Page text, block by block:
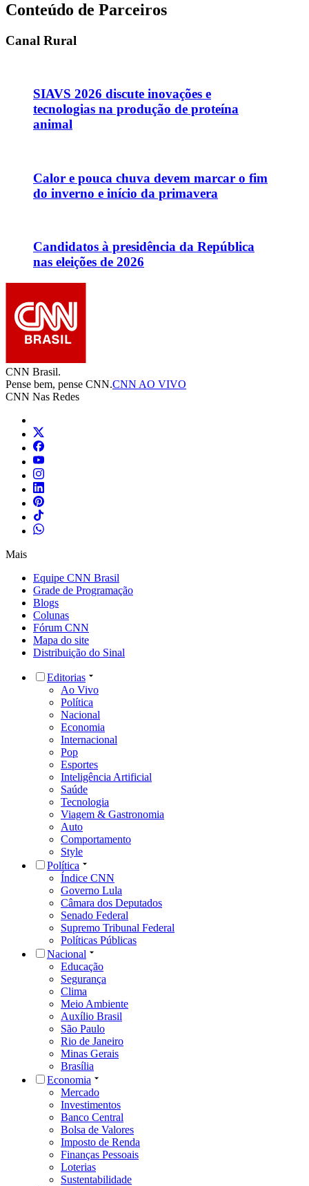
Conteúdo de Parceiros
Canal Rural
SIAVS 2026 discute inovações e
tecnologias na produção de proteína
animal
Calor e pouca chuva devem marcar o fim
do inverno e início da primavera
Candidatos à presidência da República
nas eleições de 2026
CNN Brasil.
Pense bem, pense CNN.CNN AO VIVO
CNN Nas Redes
Mais
Equipe CNN Brasil
Grade de Programação
Blogs
Colunas
Fórum CNN
Mapa do site
Distribuição do Sinal
Editorias
Ao Vivo
Política
Nacional
Economia
Internacional
Pop
Esportes
Inteligência Artificial
Saúde
Tecnologia
Viagem & Gastronomia
Auto
Comportamento
Style
Política
Índice CNN
Governo Lula
Câmara dos Deputados
Senado Federal
Supremo Tribunal Federal
Políticas Públicas
Nacional
Educação
Segurança
Clima
Meio Ambiente
Auxílio Brasil
São Paulo
Rio de Janeiro
Minas Gerais
Brasília
Economia
Mercado
Investimentos
Banco Central
Bolsa de Valores
Imposto de Renda
Finanças Pessoais
Loterias
Sustentabilidade